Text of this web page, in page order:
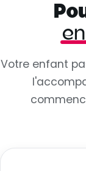
Votre enfant